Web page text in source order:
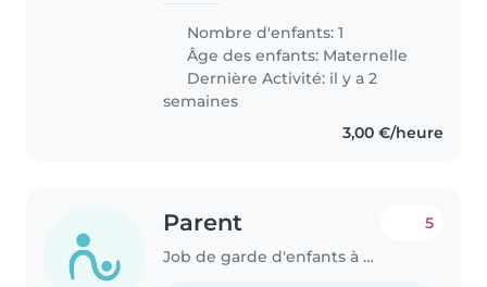
Nombre d'enfants: 1
Âge des enfants: Maternelle
Dernière Activité: il y a 2
semaines
3,00 €/heure
Parent
Job de garde d'enfants à Beauvais
5